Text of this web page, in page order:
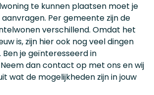
te kunnen plaatsen moet je
Per gemeente zijn de
verschillend. Omdat het
is, zijn hier ook nog veel dingen
Ben je geïnteresseerd in
dan contact op met ons en wij
wat de mogelijkheden zijn in jouw